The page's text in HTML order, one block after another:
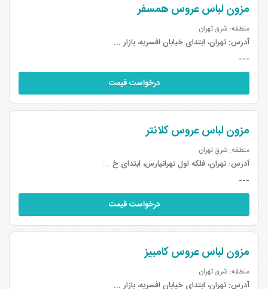
مزون لباس عروس همسفر
منطقه: شرق تهران
آدرس: تهران، ابتدای خیابان افسریه، بازار ...
---
درخواست قیمت
مزون لباس عروس کلانتر
منطقه: شرق تهران
آدرس: تهران، فلکه اول تهرانپارس، ابتدای خ ...
---
درخواست قیمت
مزون لباس عروس کامبیز
منطقه: شرق تهران
آدرس: تهران، ابتدای خیابان افسریه، بازار ...